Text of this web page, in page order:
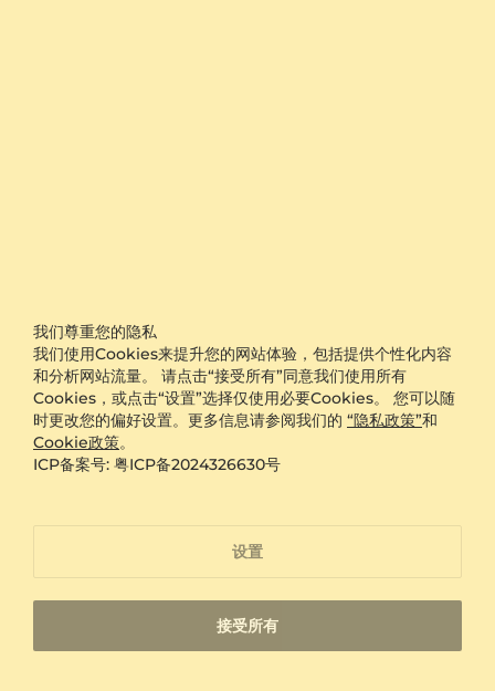
关于我们
联系我们
粤ICP备2024326630号
退货
福利
指南与教育
我们尊重您的隐私
我们使用Cookies来提升您的网站体验，包括提供个性化内容
和分析网站流量。 请点击“接受所有”同意我们使用所有
Cookies，或点击“设置”选择仅使用必要Cookies。 您可以随
时更改您的偏好设置。更多信息请参阅我们的 “隐私政策”和
Cookie政策。
ICP备案号: 粤ICP备2024326630号
接受所有
设置